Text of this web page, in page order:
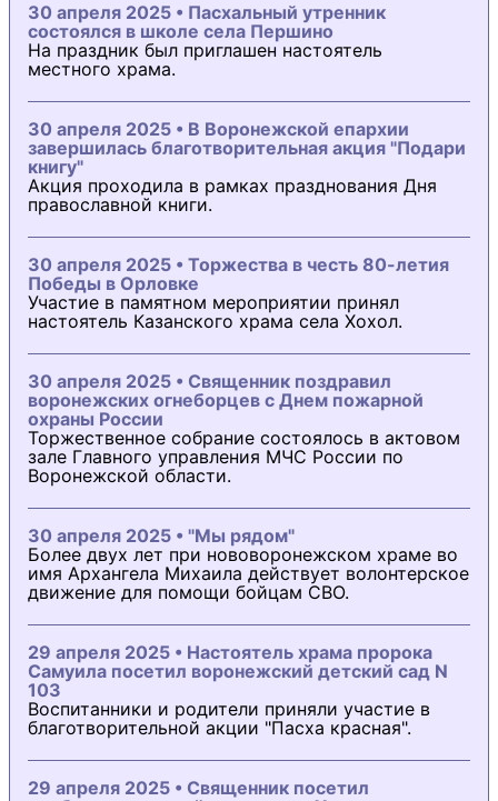
30 апреля 2025 • Пасхальный утренник
состоялся в школе села Першино
На праздник был приглашен настоятель
местного храма.
30 апреля 2025 • В Воронежской епархии
завершилась благотворительная акция "Подари
книгу"
Акция проходила в рамках празднования Дня
православной книги.
30 апреля 2025 • Торжества в честь 80-летия
Победы в Орловке
Участие в памятном мероприятии принял
настоятель Казанского храма села Хохол.
30 апреля 2025 • Священник поздравил
воронежских огнеборцев с Днем пожарной
охраны России
Торжественное собрание состоялось в актовом
зале Главного управления МЧС России по
Воронежской области.
30 апреля 2025 • "Мы рядом"
Более двух лет при нововоронежском храме во
имя Архангела Михаила действует волонтерское
движение для помощи бойцам СВО.
29 апреля 2025 • Настоятель храма пророка
Самуила посетил воронежский детский сад N
103
Воспитанники и родители приняли участие в
благотворительной акции "Пасха красная".
29 апреля 2025 • Священник посетил